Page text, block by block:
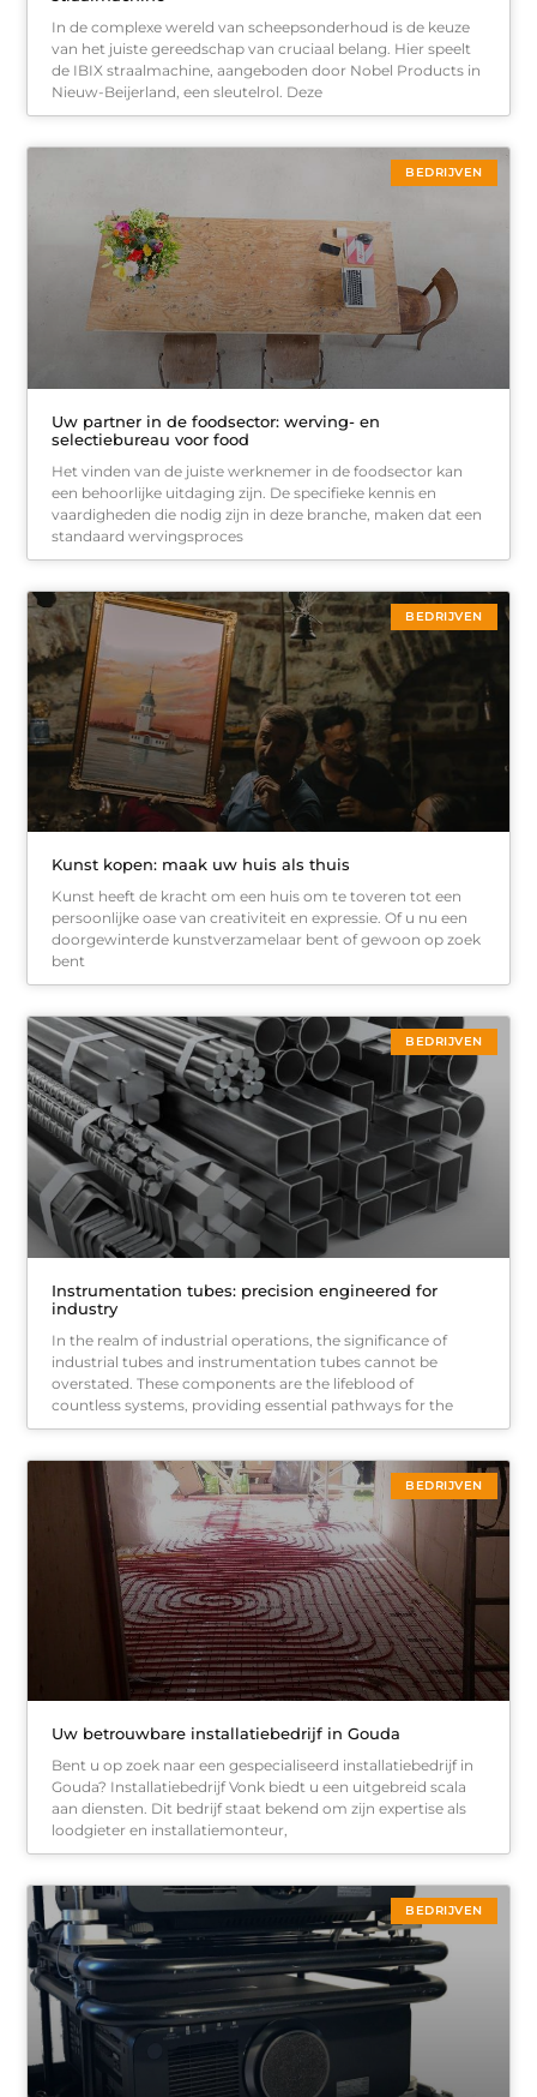
In de complexe wereld van scheepsonderhoud is de keuze
van het juiste gereedschap van cruciaal belang. Hier speelt
de IBIX straalmachine, aangeboden door Nobel Products in
Nieuw-Beijerland, een sleutelrol. Deze
BEDRIJVEN
Uw partner in de foodsector: werving- en
selectiebureau voor food
Het vinden van de juiste werknemer in de foodsector kan
een behoorlijke uitdaging zijn. De specifieke kennis en
vaardigheden die nodig zijn in deze branche, maken dat een
standaard wervingsproces
BEDRIJVEN
Kunst kopen: maak uw huis als thuis
Kunst heeft de kracht om een huis om te toveren tot een
persoonlijke oase van creativiteit en expressie. Of u nu een
doorgewinterde kunstverzamelaar bent of gewoon op zoek
bent
BEDRIJVEN
Instrumentation tubes: precision engineered for
industry
In the realm of industrial operations, the significance of
industrial tubes and instrumentation tubes cannot be
overstated. These components are the lifeblood of
countless systems, providing essential pathways for the
BEDRIJVEN
Uw betrouwbare installatiebedrijf in Gouda
Bent u op zoek naar een gespecialiseerd installatiebedrijf in
Gouda? Installatiebedrijf Vonk biedt u een uitgebreid scala
aan diensten. Dit bedrijf staat bekend om zijn expertise als
loodgieter en installatiemonteur,
BEDRIJVEN